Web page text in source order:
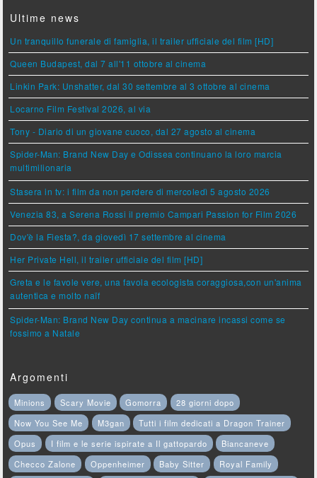
Ultime news
Un tranquillo funerale di famiglia, il trailer ufficiale del film [HD]
Queen Budapest, dal 7 all'11 ottobre al cinema
Linkin Park: Unshatter, dal 30 settembre al 3 ottobre al cinema
Locarno Film Festival 2026, al via
Tony - Diario di un giovane cuoco, dal 27 agosto al cinema
Spider-Man: Brand New Day e Odissea continuano la loro marcia
multimilionaria
Stasera in tv: i film da non perdere di mercoledì 5 agosto 2026
Venezia 83, a Serena Rossi il premio Campari Passion for Film 2026
Dov'è la Fiesta?, da giovedì 17 settembre al cinema
Her Private Hell, il trailer ufficiale del film [HD]
Greta e le favole vere, una favola ecologista coraggiosa,con un'anima
autentica e molto naïf
Spider-Man: Brand New Day continua a macinare incassi come se
fossimo a Natale
Argomenti
Minions Scary Movie Gomorra
28 giorni dopo
Now You See Me
M3gan
Tutti i film dedicati a Dragon Trainer
Opus
I film e le serie ispirate a Il gattopardo
Biancaneve
Checco Zalone
Oppenheimer Baby Sitter
Royal Family